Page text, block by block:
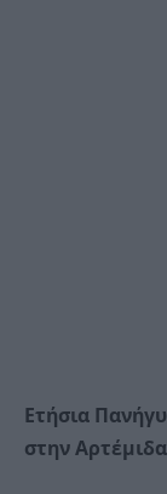
Ετήσια
στην Αρτέμιδα